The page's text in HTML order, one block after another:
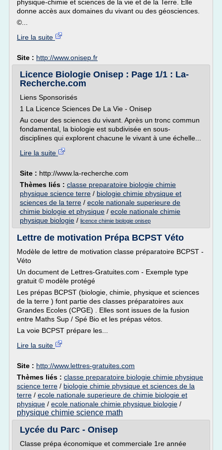
physique-chimie et sciences de la vie et de la Terre. Elle
donne accès aux domaines du vivant ou des géosciences.
©...
Lire la suite
Site : http://www.onisep.fr
Licence Biologie Onisep : Page 1/1 : La-
Recherche.com
Liens Sponsorisés
1 La Licence Sciences De La Vie - Onisep
Au coeur des sciences du vivant. Après un tronc commun
fondamental, la biologie est subdivisée en sous-
disciplines qui explorent chacune le vivant à une échelle...
Lire la suite
Site : http://www.la-recherche.com
Thèmes liés : classe preparatoire biologie chimie
physique science terre / biologie chimie physique et
sciences de la terre / ecole nationale superieure de
chimie biologie et physique / ecole nationale chimie
physique biologie / licence chimie biologie onisep
Lettre de motivation Prépa BCPST Véto
Modèle de lettre de motivation classe préparatoire BCPST -
Véto
Un document de Lettres-Gratuites.com - Exemple type
gratuit © modèle protégé
Les prépas BCPST (biologie, chimie, physique et sciences
de la terre ) font partie des classes préparatoires aux
Grandes Ecoles (CPGE) . Elles sont issues de la fusion
entre Maths Sup / Spé Bio et les prépas vétos.
La voie BCPST prépare les...
Lire la suite
Site : http://www.lettres-gratuites.com
Thèmes liés : classe preparatoire biologie chimie physique
science terre / biologie chimie physique et sciences de la
terre / ecole nationale superieure de chimie biologie et
physique / ecole nationale chimie physique biologie /
physique chimie science math
Lycée du Parc - Onisep
Classe prépa économique et commerciale 1re année